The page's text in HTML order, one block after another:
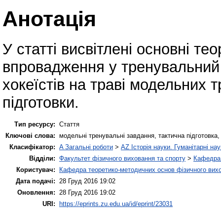
Анотація
У статті висвітлені основні
впровадження у
хокеїстів на траві модельних
підготовки.
Тип ресурсу: Стаття
Ключові слова: модельні тренувальні завдання, тактична
Класифікатор: A Загальні роботи > AZ Історія науки. Гуманітарні
Відділи: Факультет фізичного виховання та спорту > Кафедра
Користувач:
Кафедра теоретико-методичних основ фізичного
Дата подачі:
28 Груд 2016 19:02
Оновлення:
28 Груд 2016 19:02
URI: https://eprints.zu.edu.ua/id/eprint/23031